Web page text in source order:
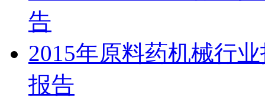
告
2015年原料药机械行
报告